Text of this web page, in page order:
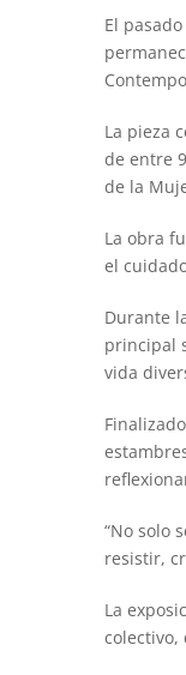
El
La pieza
de entre
de la
La obra
el
Durante
principal
vida
“No solo
resistir,
La
colectivo,